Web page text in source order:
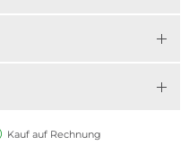
Kauf auf Rechnung